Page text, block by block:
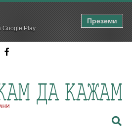
Google Play
Преземи